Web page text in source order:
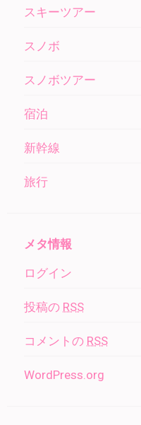
スキーツアー
スノボ
スノボツアー
宿泊
新幹線
旅行
メタ情報
ログイン
投稿の RSS
コメントの RSS
WordPress.org